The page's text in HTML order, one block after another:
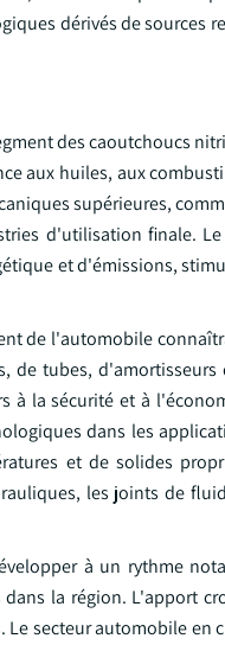
dérivés de sources
des caoutchoucs
aux huiles, aux
supérieures,
d'utilisation finale.
et d'émissions,
de l'automobile
tubes,
à la sécurité et à
dans les
et de solides
les joints de
à un rythme
la région. L'apport
secteur automobile en